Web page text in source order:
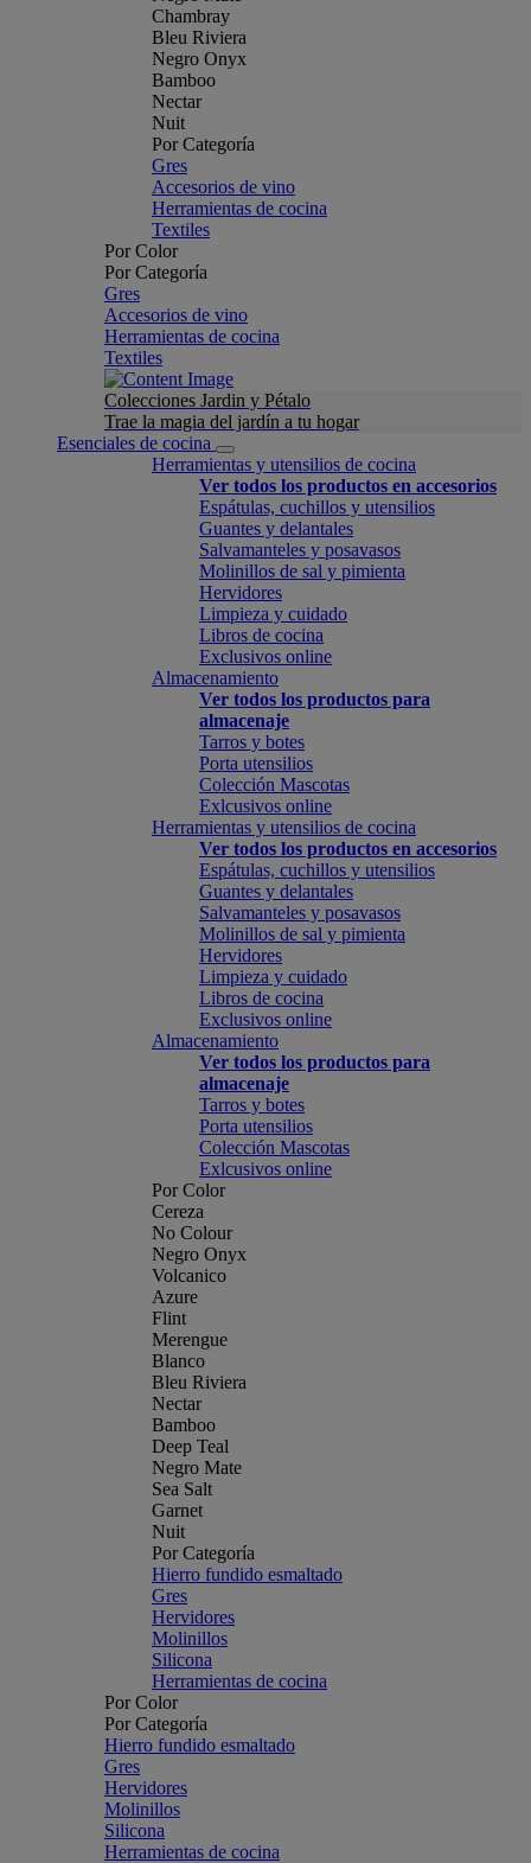
Chambray
Bleu Riviera
Negro Onyx
Bamboo
Nectar
Nuit
Por Categoría
Gres
Accesorios de vino
Herramientas de cocina
Textiles
Por Color
Por Categoría
Gres
Accesorios de vino
Herramientas de cocina
Textiles
Colecciones Jardin y Pétalo
Trae la magia del jardín a tu hogar
Esenciales de cocina
Herramientas y utensilios de cocina
Ver todos los productos en accesorios
Espátulas, cuchillos y utensilios
Guantes y delantales
Salvamanteles y posavasos
Molinillos de sal y pimienta
Hervidores
Limpieza y cuidado
Libros de cocina
Exclusivos online
Almacenamiento
Ver todos los productos para
almacenaje
Tarros y botes
Porta utensilios
Colección Mascotas
Exlcusivos online
Herramientas y utensilios de cocina
Ver todos los productos en accesorios
Espátulas, cuchillos y utensilios
Guantes y delantales
Salvamanteles y posavasos
Molinillos de sal y pimienta
Hervidores
Limpieza y cuidado
Libros de cocina
Exclusivos online
Almacenamiento
Ver todos los productos para
almacenaje
Tarros y botes
Porta utensilios
Colección Mascotas
Exlcusivos online
Por Color
Cereza
No Colour
Negro Onyx
Volcanico
Azure
Flint
Merengue
Blanco
Bleu Riviera
Nectar
Bamboo
Deep Teal
Negro Mate
Sea Salt
Garnet
Nuit
Por Categoría
Hierro fundido esmaltado
Gres
Hervidores
Molinillos
Silicona
Herramientas de cocina
Por Color
Por Categoría
Hierro fundido esmaltado
Gres
Hervidores
Molinillos
Silicona
Herramientas de cocina